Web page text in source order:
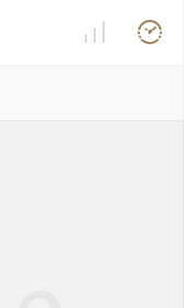
заказ